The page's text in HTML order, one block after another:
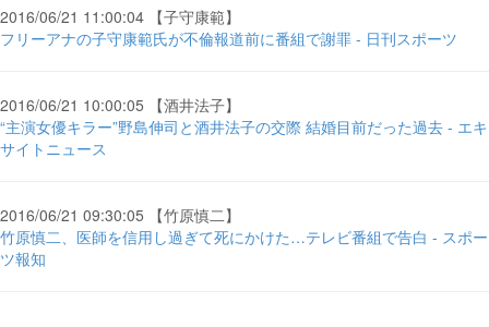
2016/06/21 11:00:04 【子守康範】
フリーアナの子守康範氏が不倫報道前に番組で謝罪 - 日刊スポーツ
2016/06/21 10:00:05 【酒井法子】
“主演女優キラー”野島伸司と酒井法子の交際 結婚目前だった過去 - エキ
サイトニュース
2016/06/21 09:30:05 【竹原慎二】
竹原慎二、医師を信用し過ぎて死にかけた…テレビ番組で告白 - スポー
ツ報知